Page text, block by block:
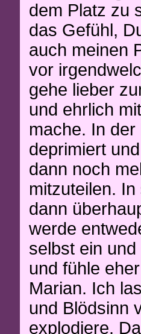
dem Platz zu
das Gefühl,
auch meinen
vor
gehe lieber
und ehrlich
mache. In
deprimiert
dann noch
mitzuteilen.
dann
werde
selbst ein
und fühle
Marian. Ich
und Blödsinn
explodiere.